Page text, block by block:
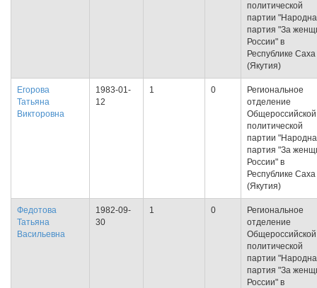
политической
партии
партия "За
России" в
Республике Саха
(Якутия)
Егорова
Татьяна
Викторовна
1983-01-
12
1 0
Региональное
отделение
Общероссийской
политической
партии
партия "За
России" в
Республике Саха
(Якутия)
Федотова
Татьяна
Васильевна
1982-09-
30
1 0
Региональное
отделение
Общероссийской
политической
партии
партия "За
России" в